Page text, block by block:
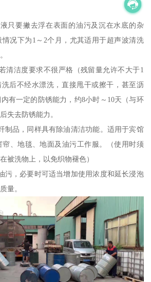
只要撇去浮在表面的油污及沉在水底的杂
况下为1～2个月，尤其适用于超声波清洗
清洁度要求不很严格（残留量允许不大于1
后不经水漂洗，直接甩干或擦干，甚至沥
有一定的防锈能力，约8小时～10天（与环
失去防锈能力。
制品，同样具有除油清洁功能。适用于宾馆
、地毯、地面及油污工作服。（使用时须
被洗物上，以免织物褪色）
污，必要时可适当增加使用浓度和延长浸泡
量。